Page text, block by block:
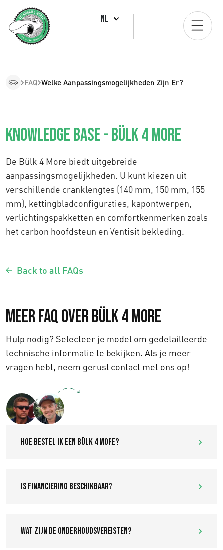
NL
FAQ Welke Aanpassingsmogelijkheden Zijn Er?
Knowledge Base - Bülk 4 More
De Bülk 4 More biedt uitgebreide
aanpassingsmogelijkheden. U kunt kiezen uit
verschillende cranklengtes (140 mm, 150 mm, 155
mm), kettingbladconfiguraties, kapontwerpen,
verlichtingspakketten en comfortkenmerken zoals
het carbon hoofdsteun en Ventisit bekleding.
Back to all FAQs
Meer FAQ over Bülk 4 More
Hulp nodig? Selecteer je model om gedetailleerde
technische informatie te bekijken. Als je meer
vragen hebt, neem gerust contact met ons op!
Hoe bestel ik een Bülk 4 More?
Is financiering beschikbaar?
Wat zijn de onderhoudsvereisten?